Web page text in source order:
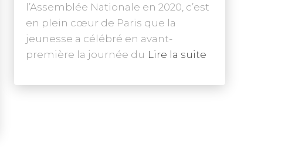
l’Assemblée Nationale en 2020, c’est
en plein cœur de Paris que la
jeunesse a célébré en avant-
première la journée du Lire la suite